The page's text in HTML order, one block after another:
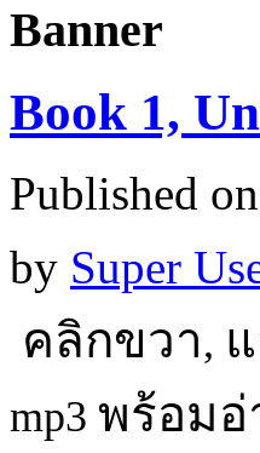
Banner
Book 1,
Published
by Super
คลิกขวา,
mp3 พร้อมอ่